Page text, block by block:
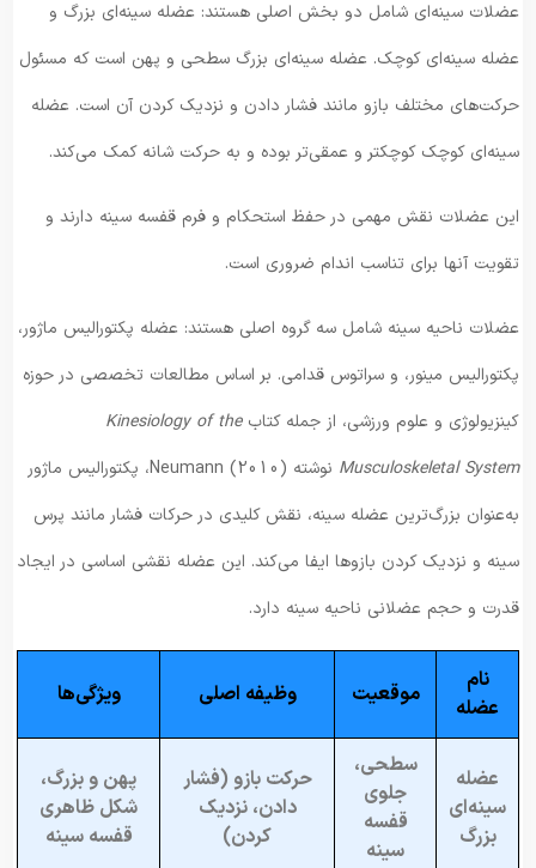
عضلات سینه‌ای شامل دو بخش اصلی هستند: عضله سینه‌ای بزرگ و
عضله سینه‌ای کوچک. عضله سینه‌ای بزرگ سطحی و پهن است که مسئول
حرکت‌های مختلف بازو مانند فشار دادن و نزدیک کردن آن است. عضله
سینه‌ای کوچک کوچکتر و عمقی‌تر بوده و به حرکت شانه کمک می‌کند.
این عضلات نقش مهمی در حفظ استحکام و فرم قفسه سینه دارند و
تقویت آنها برای تناسب اندام ضروری است.
عضلات ناحیه سینه شامل سه گروه اصلی هستند: عضله پکتورالیس ماژور،
پکتورالیس مینور، و سراتوس قدامی. بر اساس مطالعات تخصصی در حوزه
کینزیولوژی و علوم ورزشی، از جمله کتابKinesiology of the
Musculoskeletal System
نوشته Neumann (2010)، پکتورالیس ماژور
به‌عنوان بزرگ‌ترین عضله سینه، نقش کلیدی در حرکات فشار مانند پرس
سینه و نزدیک کردن بازوها ایفا می‌کند. این عضله نقشی اساسی در ایجاد
قدرت و حجم عضلانی ناحیه سینه دارد.
نام
عضله
موقعیت وظیفه اصلی ویژگی‌ها
عضله
سینه‌ای
بزرگ
سطحی،
جلوی
قفسه
سینه
حرکت بازو (فشار
دادن، نزدیک
کردن)
پهن و بزرگ،
شکل ظاهری
قفسه سینه